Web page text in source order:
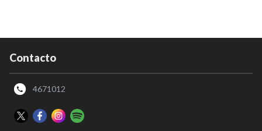
Contacto
4671012